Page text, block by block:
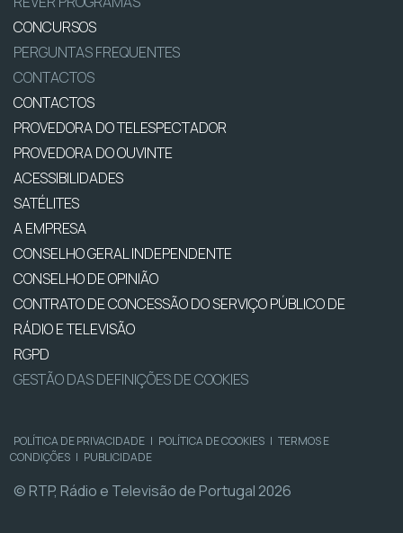
CONCURSOS
PERGUNTAS FREQUENTES
CONTACTOS
CONTACTOS
PROVEDORA DO TELESPECTADOR
PROVEDORA DO OUVINTE
ACESSIBILIDADES
SATÉLITES
A EMPRESA
CONSELHO GERAL INDEPENDENTE
CONSELHO DE OPINIÃO
CONTRATO DE CONCESSÃO DO SERVIÇO PÚBLICO DE
RÁDIO E TELEVISÃO
RGPD
GESTÃO DAS DEFINIÇÕES DE COOKIES
POLÍTICA DE PRIVACIDADE | POLÍTICA DE COOKIES | TERMOS E
CONDIÇÕES | PUBLICIDADE
© RTP, Rádio e Televisão de Portugal 2026